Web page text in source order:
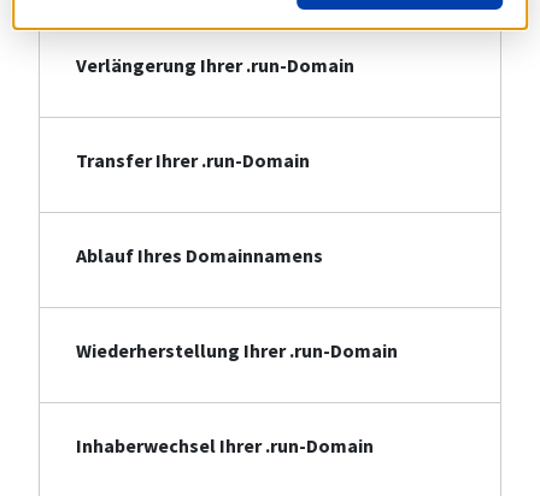
Verlängerung Ihrer .run-Domain
Transfer Ihrer .run-Domain
Ablauf Ihres Domainnamens
Wiederherstellung Ihrer .run-Domain
Inhaberwechsel Ihrer .run-Domain